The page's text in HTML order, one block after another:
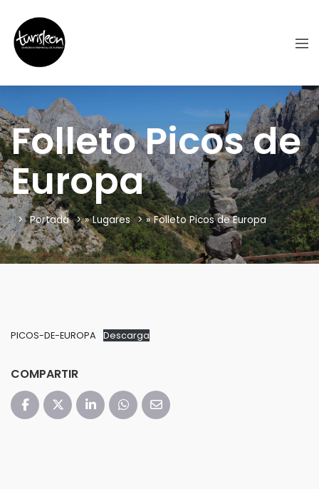
Folleto Picos de
Europa
Portada » Lugares » Folleto Picos de Europa
PICOS-DE-EUROPA Descarga
COMPARTIR